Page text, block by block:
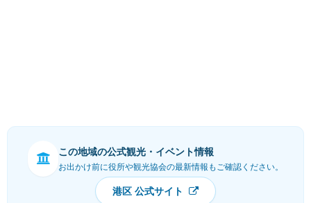
この地域の公式観光・イベント情報
お出かけ前に役所や観光協会の最新情報もご確認ください。
港区 公式サイト